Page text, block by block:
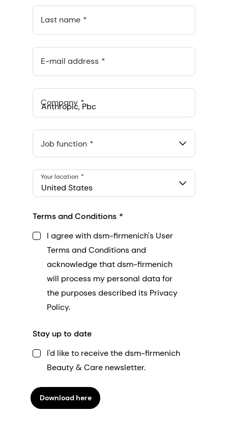
Last name
E-mail address
Company
548 Market St Pmb 90375, San Francisco, California, US
Job function
United States
Your location
Terms and Conditions
I agree with dsm-firmenich's User
Terms and Conditions and
acknowledge that dsm-firmenich
will process my personal data for
the purposes described its Privacy
Policy.
Stay up to date
I'd like to receive the dsm-firmenich
Beauty & Care newsletter.
Download here